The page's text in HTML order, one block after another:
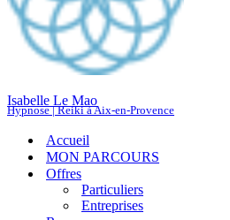
Isabelle Le Mao
Hypnose | Reiki à Aix-en-Provence
Accueil
MON PARCOURS
Offres
Particuliers
Entreprises